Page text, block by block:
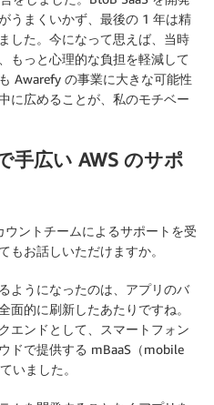
うまくいかず、最後の 1 年は精
した。今になって思えば、当時
もっと心理的な負担を軽減して
Awarefy の事業に大きな可能性
に広めることが、私のモチベー
手広い AWS のサポ
ントチームによるサポートを受
もお話しいただけますか。
ようになったのは、アプリのバ
面的に刷新したあたりですね。
エンドとして、スマートフォン
ドで提供する mBaaS（mobile
いました。